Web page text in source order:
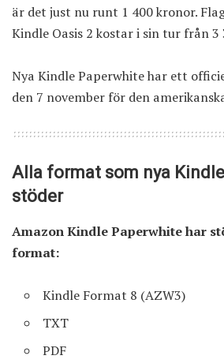
är det just nu runt 1 400 kronor.
Kindle Oasis 2 kostar i sin tur från 3
Nya Kindle Paperwhite har ett
den 7 november för den
Alla format som nya
stöder
Amazon Kindle Paperwhite har
format:
Kindle Format 8 (AZW3)
TXT
PDF